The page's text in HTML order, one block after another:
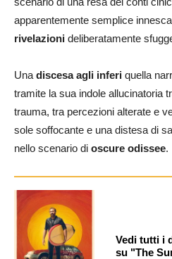
apparentemente semplice innesca
rivelazioni deliberatamente
Una discesa agli inferi quella
tramite la sua indole allucinatoria
trauma, tra percezioni alterate e
sole soffocante e una distesa di
nello scenario di oscure odissee.
Vedi tutti i
su "The